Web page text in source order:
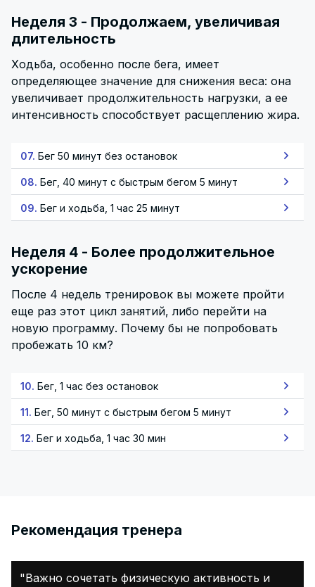
Неделя 3 - Продолжаем, увеличивая
длительность
Ходьба, особенно после бега, имеет
определяющее значение для снижения веса: она
увеличивает продолжительность нагрузки, а ее
интенсивность способствует расщеплению жира.
07. Бег 50 минут без остановок
08. Бег, 40 минут с быстрым бегом 5 минут
09. Бег и ходьба, 1 час 25 минут
Неделя 4 - Более продолжительное
ускорение
После 4 недель тренировок вы можете пройти
еще раз этот цикл занятий, либо перейти на
новую программу. Почему бы не попробовать
пробежать 10 км?
10. Бег, 1 час без остановок
11. Бег, 50 минут с быстрым бегом 5 минут
12. Бег и ходьба, 1 час 30 мин
Pекомендация тренера
"Важно сочетать физическую активность и